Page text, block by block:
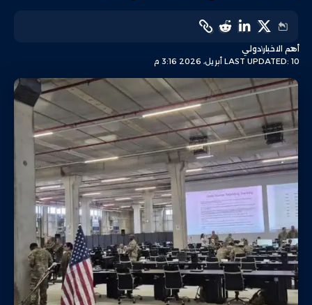
LAST UPDATED: 10 أبريل، 2026 3:16 م
أهم الاخباردولي